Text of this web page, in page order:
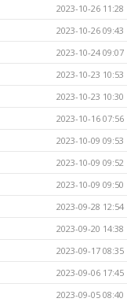
2023-10-26 11:28
2023-10-26 09:43
2023-10-24 09:07
2023-10-23 10:53
2023-10-23 10:30
2023-10-16 07:56
2023-10-09 09:53
2023-10-09 09:52
2023-10-09 09:50
2023-09-28 12:54
2023-09-20 14:38
2023-09-17 08:35
2023-09-06 17:45
2023-09-05 08:40